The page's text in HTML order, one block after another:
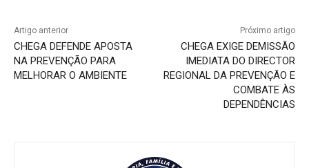
Artigo anterior
CHEGA DEFENDE APOSTA
NA PREVENÇÃO PARA
MELHORAR O AMBIENTE
Próximo artigo
CHEGA EXIGE DEMISSÃO
IMEDIATA DO DIRECTOR
REGIONAL DA PREVENÇÃO E
COMBATE ÀS
DEPENDÊNCIAS